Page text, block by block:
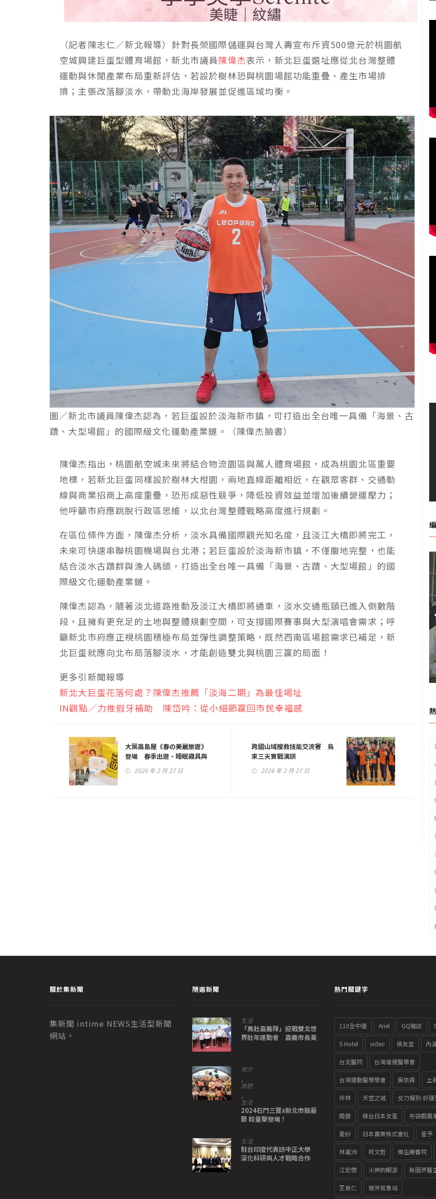
（記者陳志仁／新北報導）針對長榮國際儲運與台灣人壽宣布斥資500億元於桃園航
空城興建巨蛋型體育場館，新北市議員陳偉杰表示，新北巨蛋選址應從北台灣整體
運動與休閒產業布局重新評估，若設於樹林恐與桃園場館功能重疊、產生市場排
擠；主張改落腳淡水，帶動北海岸發展並促進區域均衡。
圖／新北市議員陳偉杰認為，若巨蛋設於淡海新市鎮，可打造出全台唯一具備「海景、古
蹟、大型場館」的國際級文化運動產業鏈。（陳偉杰臉書）
陳偉杰指出，桃園航空城未來將結合物流園區與萬人體育場館，成為桃園北區重要
地標，若新北巨蛋同樣設於樹林大柑園，兩地直線距離相近，在觀眾客群、交通動
線與商業招商上高度重疊，恐形成惡性競爭，降低投資效益並增加後續營運壓力；
他呼籲市府應跳脫行政區思維，以北台灣整體戰略高度進行規劃。
在區位條件方面，陳偉杰分析，淡水具備國際觀光知名度，且淡江大橋即將完工，
未來可快速串聯桃園機場與台北港；若巨蛋設於淡海新市鎮，不僅腹地完整，也能
結合淡水古蹟群與漁人碼頭，打造出全台唯一具備「海景、古蹟、大型場館」的國
際級文化運動產業鏈。
陳偉杰認為，隨著淡北道路推動及淡江大橋即將通車，淡水交通瓶頸已進入倒數階
段，且擁有更充足的土地與整體規劃空間，可支撐國際賽事與大型演唱會需求；呼
籲新北市府應正視桃園積極布局並彈性調整策略，既然西南區場館需求已補足，新
北巨蛋就應向北布局落腳淡水，才能創造雙北與桃園三贏的局面！
更多引新聞報導
新北大巨蛋花落何處？陳偉杰推薦「淡海二期」為最佳場址
IN觀點／力推假牙補助 陳岱吟：從小細節贏回市民幸福感
大葉高島屋《春の美麗旅遊》
登場 春季出遊、睡眠寢具與
成家採購優惠齊發 打造舒適
質感春日生活
2026 年 2 月 27 日
跨國山域搜救技能交流賽 烏
來三天實戰演訓
2026 年 2 月 27 日
關於集新聞
集新聞 intime NEWS生活型新聞
網站。
隨選新聞
生活
「勇壯嘉義隊」迎戰雙北世
界壯年運動會 嘉義市長黃
地方
,
旅遊
,
生活
2024石門三寶x新北市鼓藝
節 粽量擊登場！
生活
駐台印度代表訪中正大學
深化科研與人才戰略合作
熱門關鍵字
110全中運 Ariel GQ雜誌
S Hotel video 侯友宜 內
台北醫院 台灣復健醫學會
台灣運動醫學學會 吳依霖 土
坪林 天空之城 女力報到-好運
婚變 嫁台日本女星 布袋戲風
愛紗 日本農業株式會社 星予
林瀛洲 柯文哲 樂生療養院
江宏傑 火神的眼淚 無國界醫
王泉仁 瑞芳氣象站